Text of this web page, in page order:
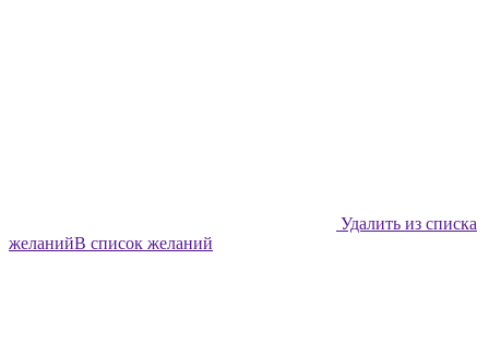
Удалить из списка
желанийВ список желаний